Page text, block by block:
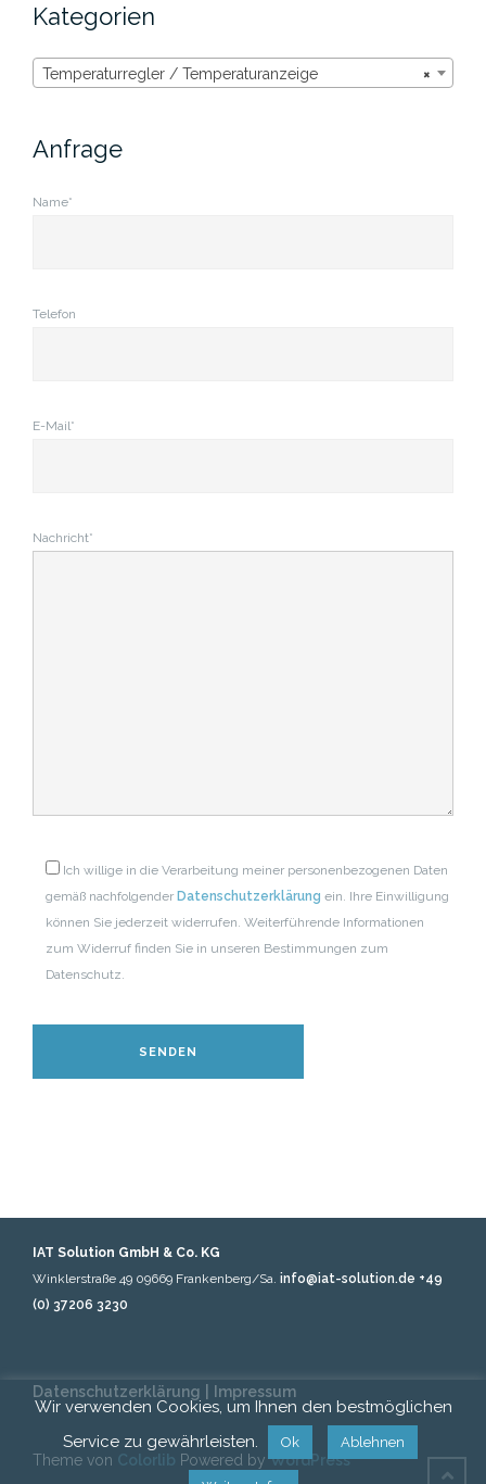
Kategorien
×
Temperaturregler / Temperaturanzeige
Anfrage
Name*
Telefon
E-Mail*
Nachricht*
Ich willige in die Verarbeitung meiner personenbezogenen Daten
gemäß nachfolgender Datenschutzerklärung ein. Ihre Einwilligung
können Sie jederzeit widerrufen. Weiterführende Informationen
zum Widerruf finden Sie in unseren Bestimmungen zum
Datenschutz.
IAT Solution GmbH & Co. KG
Winklerstraße 49 09669 Frankenberg/Sa. info@iat-solution.de +49
(0) 37206 3230
Datenschutzerklärung Impressum
Theme von Colorlib Powered byWordPress
Wir verwenden Cookies, um Ihnen den bestmöglichen
Service zu gewährleisten.
Ok Ablehnen